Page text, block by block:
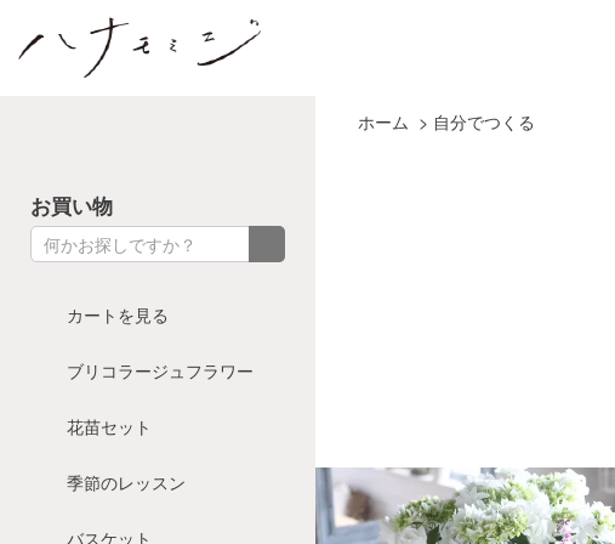
花とカゴと暮らしの道具 ハナモミジ
ホーム > 自分でつくる
お買い物
カートを見る
ブリコラージュフラワー
花苗セット
季節のレッスン
バスケット